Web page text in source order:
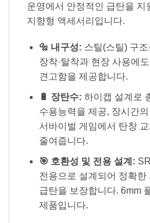
운영에서 안정적인 급탄을 지
지향형 액세서리입니다.
🔩 내구성: 스틸(스틸) 구
장착·탈착과 현장 사용에
견고함을 제공합니다.
🔋 장탄수: 하이캡 설계로
수용능력을 제공, 장시간
서바이벌 게임에서 탄창
줄여줍니다.
🎯 호환성 및 전용 설계:
전용으로 설계되어 정확한
급탄을 보장합니다. 6mm
제품입니다.